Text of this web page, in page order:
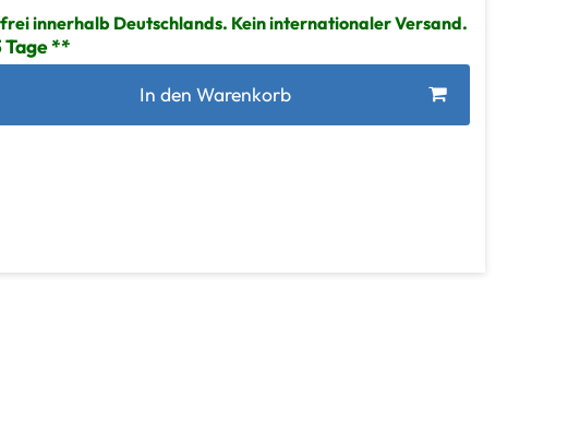
innerhalb Deutschlands. Kein internationaler Versand.
In den Warenkorb